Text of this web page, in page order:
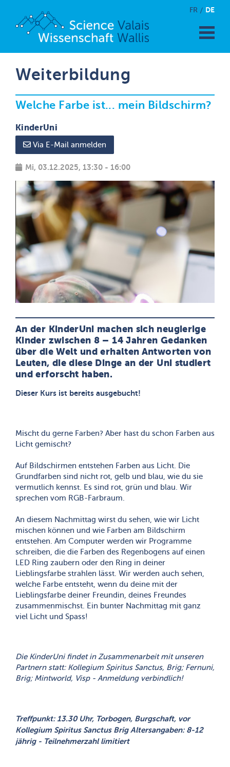
FR DE
Weiterbildung
Welche Farbe ist... mein Bildschirm?
KinderUni
Via E-Mail anmelden
Mi, 03.12.2025, 13:30 - 16:00
An der KinderUni machen sich neugierige
Kinder zwischen 8 – 14 Jahren Gedanken
über die Welt und erhalten Antworten von
Leuten, die diese Dinge an der Uni studiert
und erforscht haben.
Dieser Kurs ist bereits ausgebucht!
Mischt du gerne Farben? Aber hast du schon Farben aus
Licht gemischt?
Auf Bildschirmen entstehen Farben aus Licht. Die
Grundfarben sind nicht rot, gelb und blau, wie du sie
vermutlich kennst. Es sind rot, grün und blau. Wir
sprechen vom RGB-Farbraum.
An diesem Nachmittag wirst du sehen, wie wir Licht
mischen können und wie Farben am Bildschirm
entstehen. Am Computer werden wir Programme
schreiben, die die Farben des Regenbogens auf einen
LED Ring zaubern oder den Ring in deiner
Lieblingsfarbe strahlen lässt. Wir werden auch sehen,
welche Farbe entsteht, wenn du deine mit der
Lieblingsfarbe deiner Freundin, deines Freundes
zusammenmischst. Ein bunter Nachmittag mit ganz
viel Licht und Spass!
Die KinderUni findet in Zusammenarbeit mit unseren
Partnern statt: Kollegium Spiritus Sanctus, Brig; Fernuni,
Brig; Mintworld, Visp - Anmeldung verbindlich!
Treffpunkt: 13.30 Uhr, Torbogen, Burgschaft, vor
Kollegium Spiritus Sanctus Brig Altersangaben: 8-12
jährig - Teilnehmerzahl limitiert